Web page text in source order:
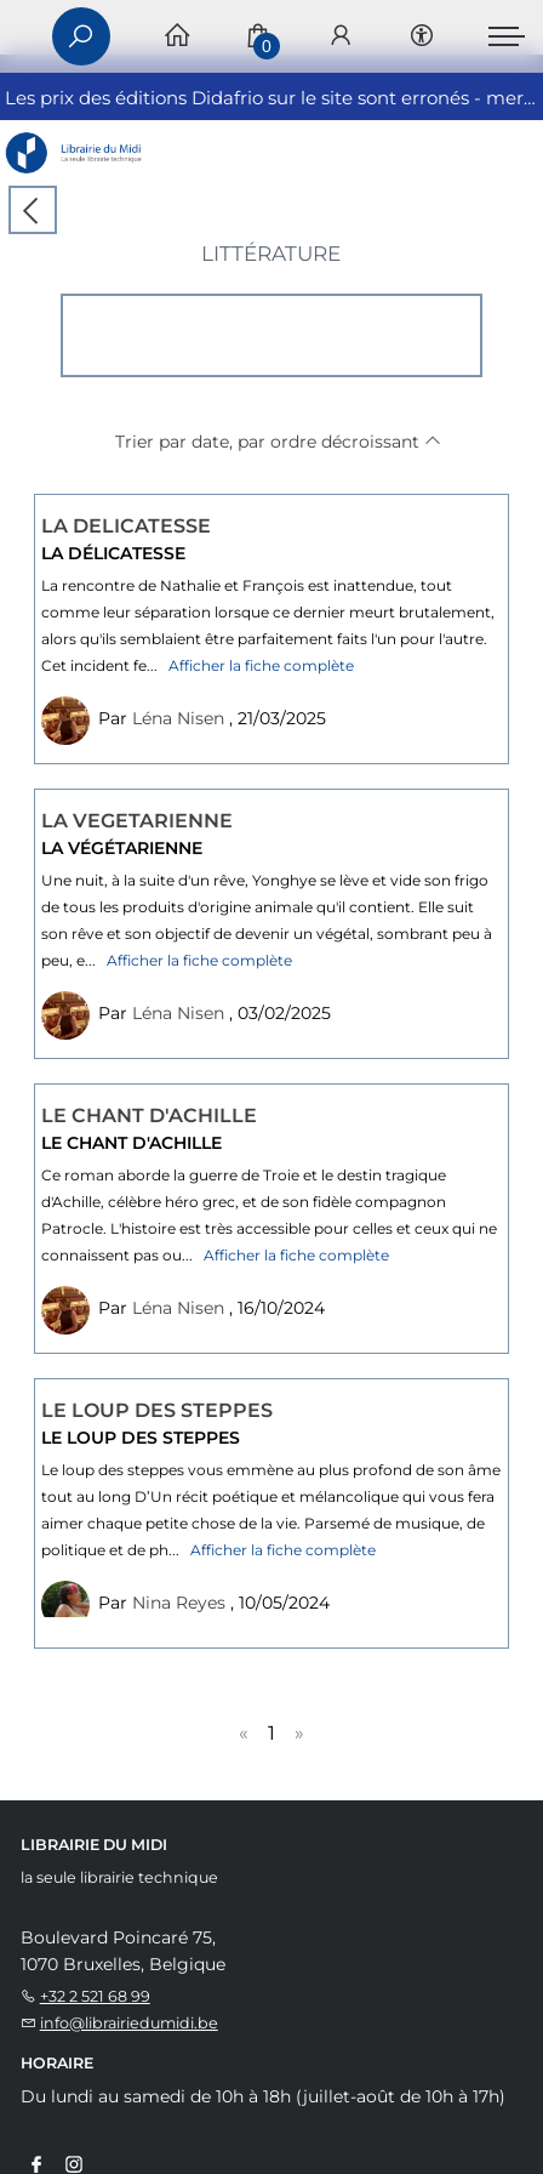
Les prix des éditions Didafrio sur le site sont erronés - merci de nous contacter
0
LITTÉRATURE
Trier par date, par ordre décroissant
LA DELICATESSE
LA DÉLICATESSE
La rencontre de Nathalie et François est inattendue, tout
comme leur séparation lorsque ce dernier meurt brutalement,
alors qu'ils semblaient être parfaitement faits l'un pour l'autre.
Cet incident fe...
Afficher la fiche complète
Par Léna Nisen, 21/03/2025
LA VEGETARIENNE
LA VÉGÉTARIENNE
Une nuit, à la suite d'un rêve, Yonghye se lève et vide son frigo
de tous les produits d'origine animale qu'il contient. Elle suit
son rêve et son objectif de devenir un végétal, sombrant peu à
peu, e...
Afficher la fiche complète
Par Léna Nisen, 03/02/2025
LE CHANT D'ACHILLE
LE CHANT D'ACHILLE
Ce roman aborde la guerre de Troie et le destin tragique
d'Achille, célèbre héro grec, et de son fidèle compagnon
Patrocle. L'histoire est très accessible pour celles et ceux qui ne
connaissent pas ou...
Afficher la fiche complète
Par Léna Nisen, 16/10/2024
LE LOUP DES STEPPES
LE LOUP DES STEPPES
Le loup des steppes vous emmène au plus profond de son âme
tout au long D’Un récit poétique et mélancolique qui vous fera
aimer chaque petite chose de la vie. Parsemé de musique, de
politique et de ph...
Afficher la fiche complète
Par Nina Reyes, 10/05/2024
« 1 »
LIBRAIRIE DU MIDI
la seule librairie technique
Boulevard Poincaré 75,
1070 Bruxelles, Belgique
+32 2 521 68 99
info@librairiedumidi.be
HORAIRE
Du lundi au samedi de 10h à 18h (juillet-août de 10h à 17h)